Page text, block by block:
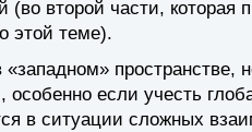
второй части, которая
этой теме).
пространстве,
если учесть
в ситуации сложных